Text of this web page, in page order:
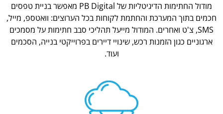
מודול החתימות הדיגיטליות של PB Digital מאפשר בניית טפסים
חכמים בתוך המערכת והחתמת לקוחות בכל הערוצים: וואטספ, מייל,
SMS, צ'ט ואחרים. המודול מייעל תהליכי סבב חתימות על מסמכים
ארגוניים כגון הזמנות רכש, שינויי דיירים בפרוייקטי בנייה, הסכמים
ועוד.